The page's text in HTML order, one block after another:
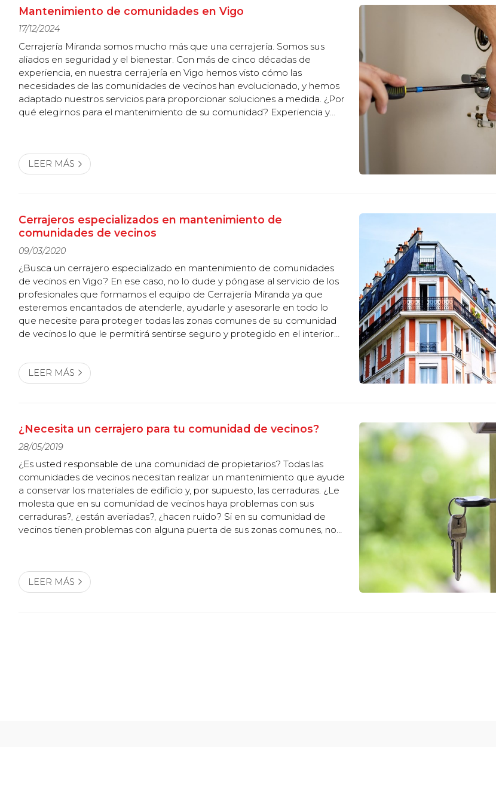
Mantenimiento de comunidades en Vigo
17/12/2024
Cerrajería Miranda somos mucho más que una cerrajería. Somos sus
aliados en seguridad y el bienestar. Con más de cinco décadas de
experiencia, en nuestra cerrajería en Vigo hemos visto cómo las
necesidades de las comunidades de vecinos han evolucionado, y hemos
adaptado nuestros servicios para proporcionar soluciones a medida. ¿Por
qué elegirnos para el mantenimiento de su comunidad? Experiencia y
LEER MÁS
Cerrajeros especializados en mantenimiento de
comunidades de vecinos
09/03/2020
¿Busca un cerrajero especializado en mantenimiento de comunidades
de vecinos en Vigo? En ese caso, no lo dude y póngase al servicio de los
profesionales que formamos el equipo de Cerrajería Miranda ya que
esteremos encantados de atenderle, ayudarle y asesorarle en todo lo
que necesite para proteger todas las zonas comunes de su comunidad
de vecinos lo que le permitirá sentirse seguro y protegido en el interior
vecinos ofrecemos? ...
LEER MÁS
¿Necesita un cerrajero para tu comunidad de vecinos?
28/05/2019
¿Es usted responsable de una comunidad de propietarios? Todas las
comunidades de vecinos necesitan realizar un mantenimiento que ayude
a conservar los materiales de edificio y, por supuesto, las cerraduras. ¿Le
molesta que en su comunidad de vecinos haya problemas con sus
cerraduras?, ¿están averiadas?, ¿hacen ruido? Si en su comunidad de
vecinos tienen problemas con alguna puerta de sus zonas comunes, no
LEER MÁS